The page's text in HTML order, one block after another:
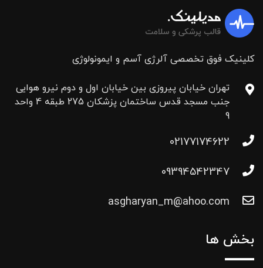
کلینیک فوق تخصصی آلرژی آسم و ایمونولوژی
تهران خیابان پیروزی بین خیابان اول و دوم نیرو هوایی
جنب مسجد قدس ساختمان پزشکان 275 طبقه 4 واحد
9
02177174622
09394542347
asgharyan_m@ahoo.com
بخش ها